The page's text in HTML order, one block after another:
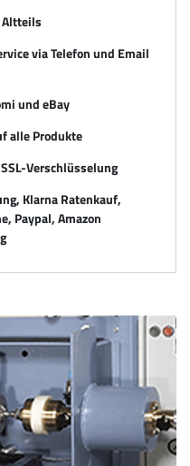
Altteils
via Telefon und Email
und eBay
alle Produkte
Verschlüsselung
Klarna Ratenkauf,
Paypal, Amazon